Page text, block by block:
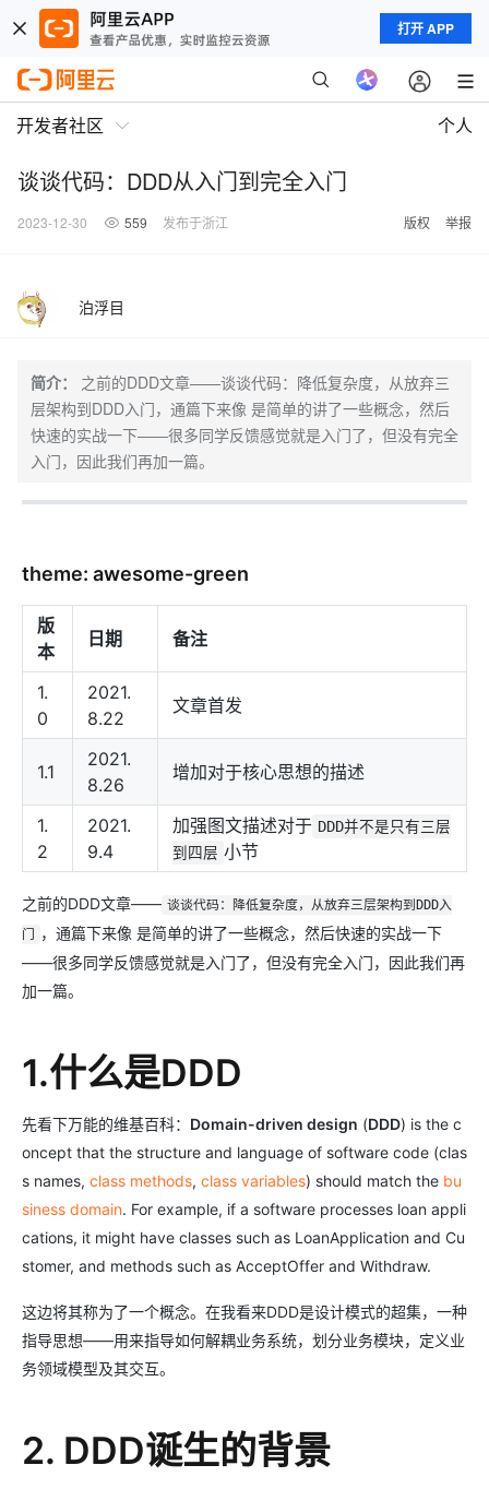
打开 APP
开发者社区 个人
谈谈代码：DDD从入门到完全入门
2023-12-30 559 发布于浙江 版权 举报
泊浮目
简介：
之前的DDD文章——谈谈代码：降低复杂度，从放弃三
层架构到DDD入门，通篇下来像 是简单的讲了一些概念，然后
快速的实战一下——很多同学反馈感觉就是入门了，但没有完全
入门，因此我们再加一篇。
theme: awesome-green
版
本
日期 备注
1.
0
2021.
8.22
文章首发
1.1
2021.
8.26
增加对于核心思想的描述
1.
2
2021.
9.4
加强图文描述对于 DDD并不是只有三层
到四层 小节
之前的DDD文章—— 谈谈代码：降低复杂度，从放弃三层架构到DDD入
门
，通篇下来像 是简单的讲了一些概念，然后快速的实战一下
——很多同学反馈感觉就是入门了，但没有完全入门，因此我们再
加一篇。
1.什么是DDD
先看下万能的维基百科： Domain-driven design (DDD) is the c
oncept that the structure and language of software code (clas
s names, class methods, class variables) should match the bu
siness domain. For example, if a software processes loan appli
cations, it might have classes such as LoanApplication and Cu
stomer, and methods such as AcceptOffer and Withdraw.
这边将其称为了一个概念。在我看来DDD是设计模式的超集，一种
指导思想——用来指导如何解耦业务系统，划分业务模块，定义业
务领域模型及其交互。
2. DDD诞生的背景